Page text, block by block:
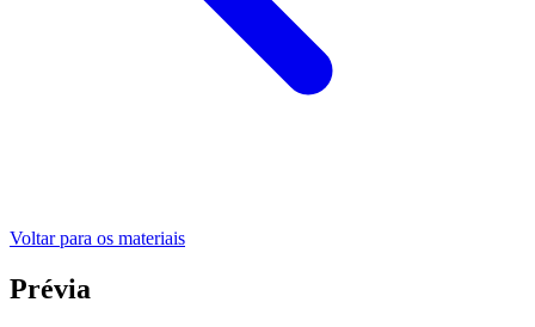
Voltar para os materiais
Prévia